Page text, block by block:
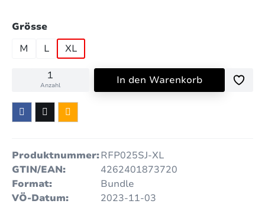
Grösseauswählen
M
L XL
Anzahl In den Warenkorb
Produktnummer:RFP025SJ-XL
GTIN/EAN:
4262401873720
Format:
Bundle
VÖ-Datum:
2023-11-03